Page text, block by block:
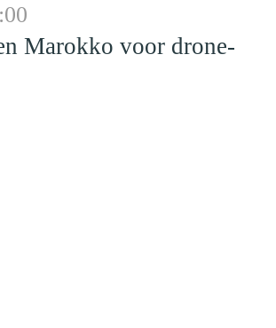
Marokko voor drone-